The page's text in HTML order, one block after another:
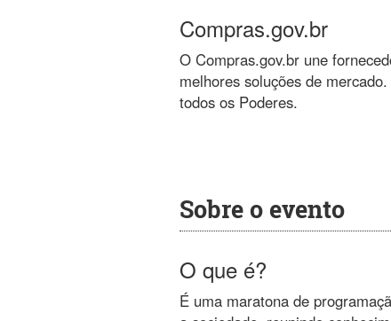
Compras.gov.br
O Compras.gov.br une
melhores soluções de
todos os Poderes.
Sobre o evento
O que é?
É uma maratona de